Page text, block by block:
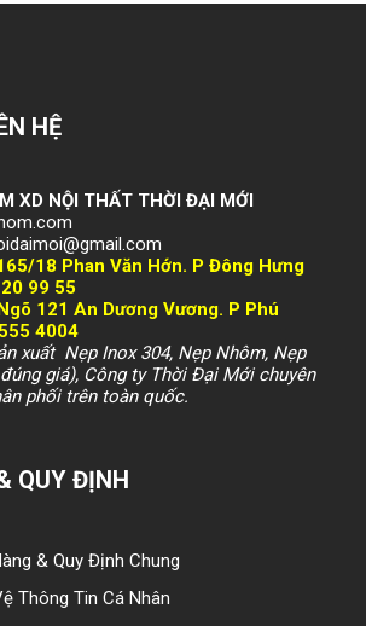
HỆ
XD NỘI THẤT THỜI ĐẠI MỚI
18 Phan Văn Hớn. P Đông Hưng
99 55
121 An Dương Vương. P Phú
4004
xuất Nẹp Inox 304, Nẹp Nhôm, Nẹp
giá), Công ty Thời Đại Mới chuyên
phối trên toàn quốc.
QUY ĐỊNH
& Quy Định Chung
Thông Tin Cá Nhân